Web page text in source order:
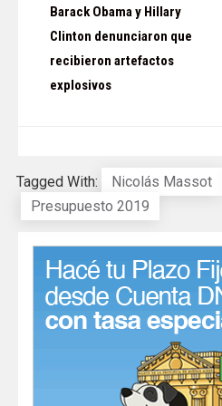
entradas
Barack Obama y Hillary
Clinton denunciaron que
recibieron artefactos
explosivos
Tagged With: Nicolás Massot
Presupuesto 2019